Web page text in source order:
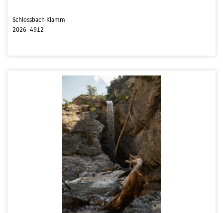
Schlossbach Klamm
2026_4912